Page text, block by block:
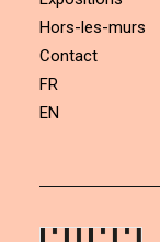
Hors-les-murs
Contact
FR
EN